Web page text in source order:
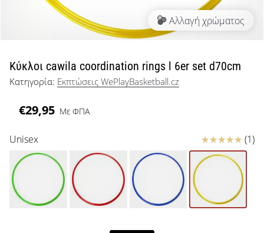
μπάσκετ
μπάσκετ
όπως
εμείς;
μαζί
ως
πρεσβευτής
της
μάρκας
μας.
Αλλαγή χρώματος
Κύκλοι cawila coordination rings l 6er set d70cm
Κατηγορία: Εκπτώσεις WePlayBasketball.cz
€29,95 Με ΦΠΑ
Unisex Κριτικές (1)